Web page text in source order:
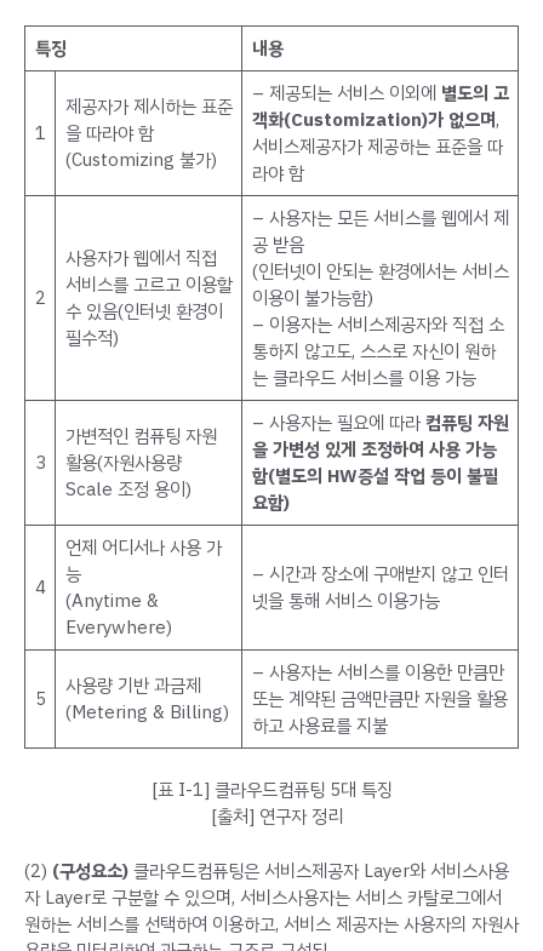
특징 내용
1
제공자가 제시하는 표준
을 따라야 함
(Customizing 불가)
– 제공되는 서비스 이외에 별도의 고
객화(Customization)가 없으며,
서비스제공자가 제공하는 표준을 따
라야 함
2
사용자가 웹에서 직접
서비스를 고르고 이용할
수 있음(인터넷 환경이
필수적)
– 사용자는 모든 서비스를 웹에서 제
공 받음
(인터넷이 안되는 환경에서는 서비스
이용이 불가능함)
– 이용자는 서비스제공자와 직접 소
통하지 않고도, 스스로 자신이 원하
는 클라우드 서비스를 이용 가능
3
가변적인 컴퓨팅 자원
활용(자원사용량
Scale 조정 용이)
– 사용자는 필요에 따라컴퓨팅 자원
을 가변성 있게 조정하여 사용 가능
함(별도의 HW증설 작업 등이 불필
요함)
4
언제 어디서나 사용 가
능
(Anytime &
Everywhere)
– 시간과 장소에 구애받지 않고 인터
넷을 통해 서비스 이용가능
5
사용량 기반 과금제
(Metering & Billing)
– 사용자는 서비스를 이용한 만큼만
또는 계약된 금액만큼만 자원을 활용
하고 사용료를 지불
[표 I-1] 클라우드컴퓨팅 5대 특징
[출처] 연구자 정리
(2) (구성요소)클라우드컴퓨팅은 서비스제공자 Layer와 서비스사용
자 Layer로 구분할 수 있으며, 서비스사용자는 서비스 카탈로그에서
원하는 서비스를 선택하여 이용하고, 서비스 제공자는 사용자의 자원사